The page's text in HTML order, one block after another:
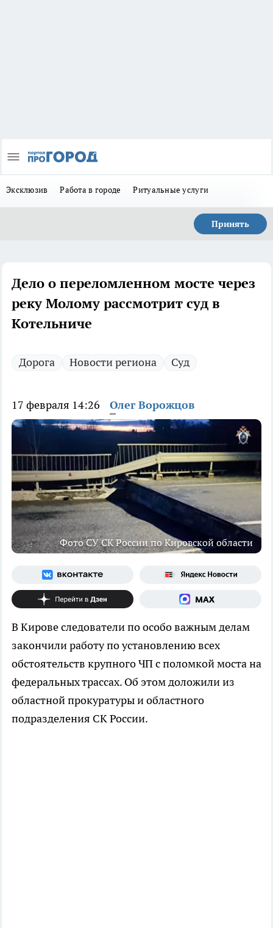
Эксклюзив Работа в городе Ритуальные услуги
Принять
Дело о переломленном мосте через
реку Молому рассмотрит суд в
Котельниче
Дорога Новости региона Суд
17 февраля 14:26 Олег Ворожцов
Фото СУ СК России по Кировской области
В Кирове следователи по особо важным делам
закончили работу по установлению всех
обстоятельств крупного ЧП с поломкой моста на
федеральных трассах. Об этом доложили из
областной прокуратуры и областного
подразделения СК России.